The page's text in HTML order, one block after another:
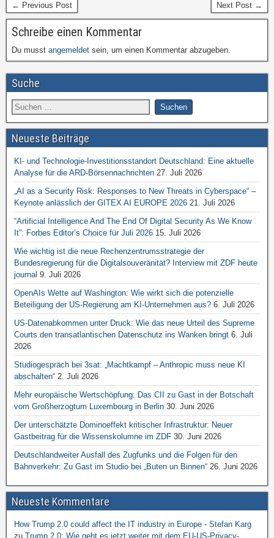
← Previous Post Next Post →
Schreibe einen Kommentar
Du musst angemeldet sein, um einen Kommentar abzugeben.
Suche
Neueste Beiträge
KI- und Technologie-Investitionsstandort Deutschland: Eine aktuelle
Analyse für die ARD-Börsennachrichten 27. Juli 2026
„AI as a Security Risk: Responses to New Threats in Cyberspace“ –
Keynote anlässlich der GITEX AI EUROPE 2026 21. Juli 2026
“Artificial Intelligence And The End Of Digital Security As We Know
It”: Forbes Editor’s Choice für Juli 2026 15. Juli 2026
Wie wichtig ist die neue Rechenzentrumsstrategie der
Bundesregierung für die Digitalsouveränität? Interview mit ZDF heute
journal 9. Juli 2026
OpenAIs Wette auf Washington: Wie wirkt sich die potenzielle
Beteiligung der US-Regierung am KI-Unternehmen aus? 6. Juli 2026
US-Datenabkommen unter Druck: Wie das neue Urteil des Supreme
Courts den transatlantischen Datenschutz ins Wanken bringt 6. Juli
2026
Studiogespräch bei 3sat: „Machtkampf – Anthropic muss neue KI
abschalten“ 2. Juli 2026
Mehr europäische Wertschöpfung: Das CII zu Gast in der Botschaft
vom Großherzogtum Luxembourg in Berlin 30. Juni 2026
Der unterschätzte Dominoeffekt kritischer Infrastruktur: Neuer
Gastbeitrag für die Wissenskolumne im ZDF 30. Juni 2026
Deutschlandweiter Ausfall des Zugfunks und die Folgen für den
Bahnverkehr: Zu Gast im Studio bei „Buten un Binnen“ 26. Juni 2026
Neueste Kommentare
How Trump 2.0 could affect the IT industry in Europe - Stefan Karg
zu Trump 2.0: Wie geht es jetzt weiter mit dem EU-US-Privacy-